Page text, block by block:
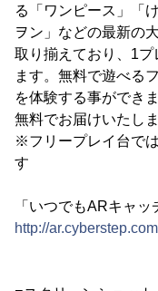
る「ワンピース」「
ヲン」などの最新の
取り揃えており、1
ます。無料で遊べる
を体験する事ができ
無料でお届けいたしま
※フリープレイ台で
す
「いつでもARキャッ
http://